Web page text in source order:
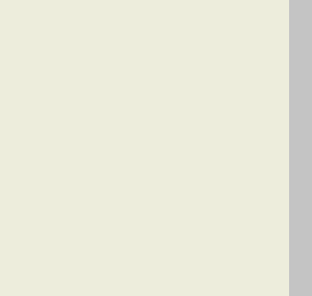
[戦前編]” の